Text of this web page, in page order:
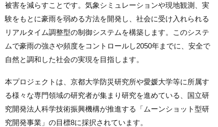
被害を減らすことです。気象シミュレーションや現地観測、実
験をもとに豪雨を弱める方法を開発し、社会に受け入れられる
リアルタイム調整型の制御システムを構築します。このシステ
ムで豪雨の強さや頻度をコントロールし2050年までに、安全で
自然と調和した社会の実現を目指します。
本プロジェクトは、京都大学防災研究所や愛媛大学等に所属す
る様々な専門領域の研究者が集まり研究を進めている、国立研
究開発法人科学技術振興機構が推進する「ムーンショット型研
究開発事業」の目標8に採択されています。